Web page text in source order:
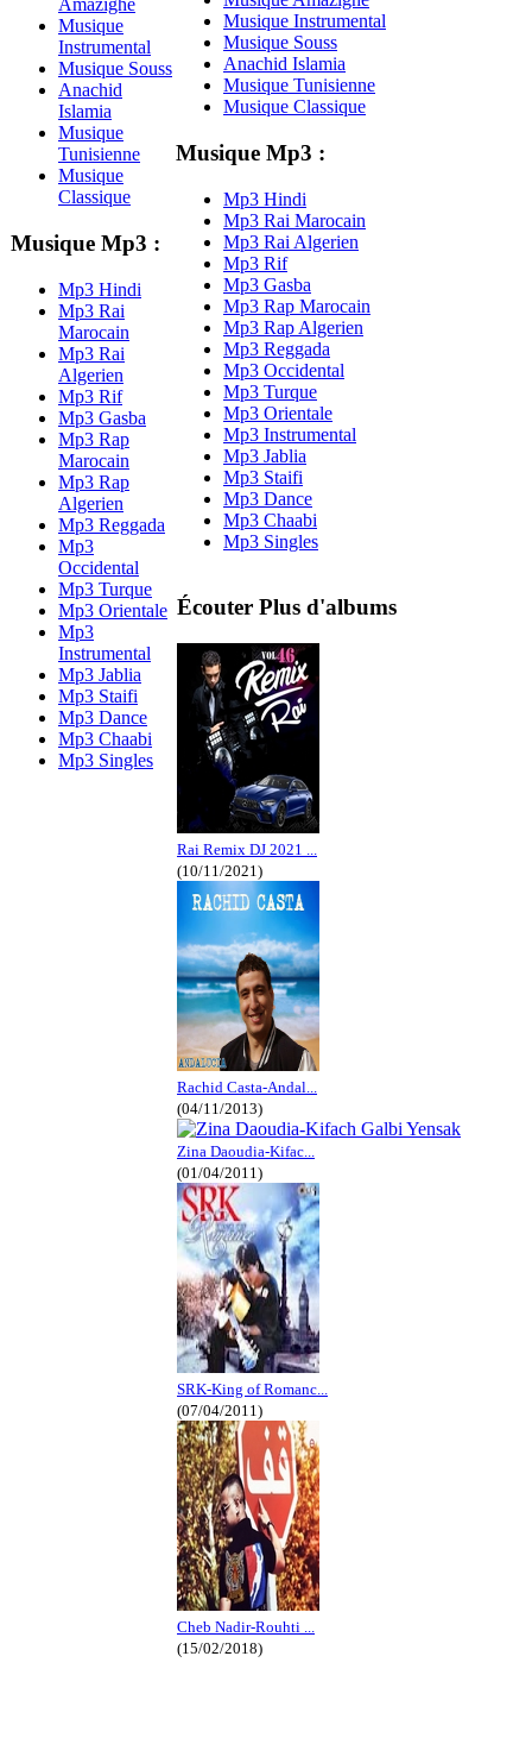
Amazighe
Musique
Instrumental
Musique Souss
Anachid
Islamia
Musique
Tunisienne
Musique
Classique
Musique Mp3 :
Mp3 Hindi
Mp3 Rai
Marocain
Mp3 Rai
Algerien
Mp3 Rif
Mp3 Gasba
Mp3 Rap
Marocain
Mp3 Rap
Algerien
Mp3 Reggada
Mp3
Occidental
Mp3 Turque
Mp3 Orientale
Mp3
Instrumental
Mp3 Jablia
Mp3 Staifi
Mp3 Dance
Mp3 Chaabi
Mp3 Singles
Musique Instrumental
Musique Souss
Anachid Islamia
Musique Tunisienne
Musique Classique
Musique Mp3 :
Mp3 Hindi
Mp3 Rai Marocain
Mp3 Rai Algerien
Mp3 Rif
Mp3 Gasba
Mp3 Rap Marocain
Mp3 Rap Algerien
Mp3 Reggada
Mp3 Occidental
Mp3 Turque
Mp3 Orientale
Mp3 Instrumental
Mp3 Jablia
Mp3 Staifi
Mp3 Dance
Mp3 Chaabi
Mp3 Singles
Écouter Plus d'albums
Rai Remix DJ 2021 ...
(10/11/2021)
Rachid Casta-Andal...
(04/11/2013)
Zina Daoudia-Kifac...
(01/04/2011)
SRK-King of Romanc...
(07/04/2011)
Cheb Nadir-Rouhti ...
(15/02/2018)